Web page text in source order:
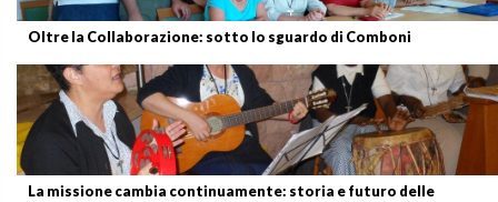
Oltre la Collaborazione: sotto lo sguardo di Comboni
La missione cambia continuamente: storia e futuro delle